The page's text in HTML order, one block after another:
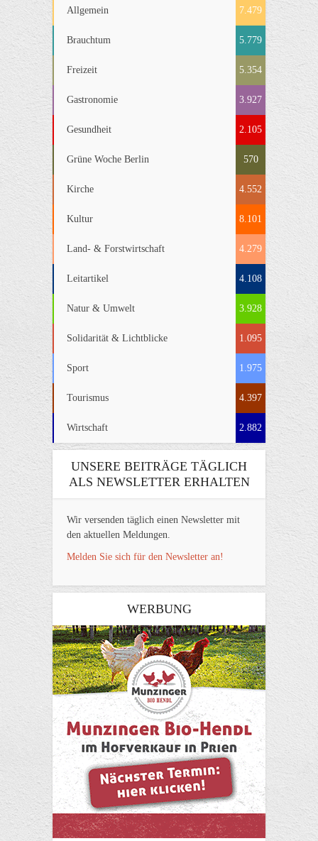
Allgemein 7.479
Brauchtum 5.779
Freizeit 5.354
Gastronomie 3.927
Gesundheit 2.105
Grüne Woche Berlin 570
Kirche 4.552
Kultur 8.101
Land- & Forstwirtschaft 4.279
Leitartikel 4.108
Natur & Umwelt 3.928
Solidarität & Lichtblicke 1.095
Sport 1.975
Tourismus 4.397
Wirtschaft 2.882
UNSERE BEITRÄGE TÄGLICH
ALS NEWSLETTER ERHALTEN
Wir versenden täglich einen Newsletter mit
den aktuellen Meldungen.
Melden Sie sich für den Newsletter an!
WERBUNG